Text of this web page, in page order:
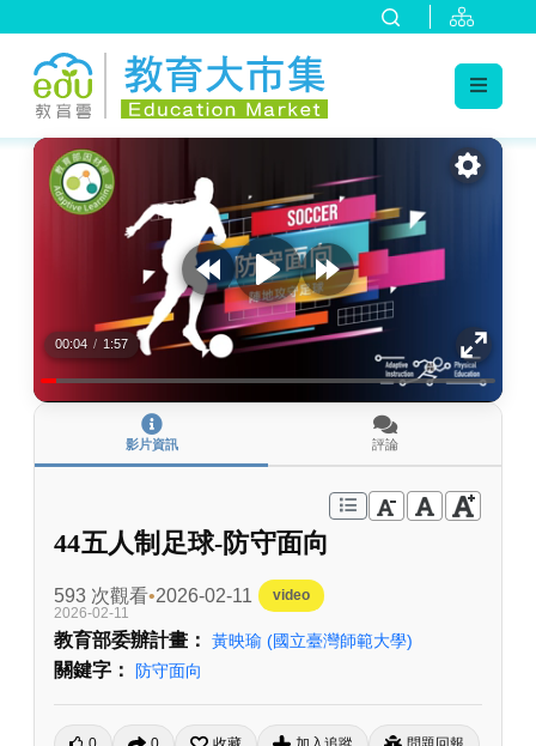
:::
00:04 / 1:57
影片資訊 評論
44五人制足球-防守面向
593 次觀看 2026-02-11
video
2026-02-11
教育部委辦計畫： 黃映瑜 (國立臺灣師範大學)
關鍵字： 防守面向